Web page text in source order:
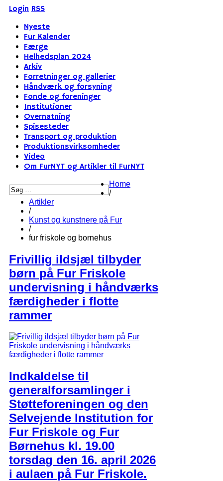
Login RSS
Nyeste
Fur Kalender
Færge
Helhedsplan 2024
Arkiv
Forretninger og gallerier
Håndværk og forsyning
Fonde og foreninger
Institutioner
Overnatning
Spisesteder
Transport og produktion
Produktionsvirksomheder
Video
Om FurNYT og Artikler til FurNYT
Home
/
Artikler
/
Kunst og kunstnere på Fur
/
fur friskole og bornehus
Frivillig ildsjæl tilbyder
børn på Fur Friskole
undervisning i håndværks
færdigheder i flotte
rammer
Indkaldelse til
generalforsamlinger i
Støtteforeningen og den
Selvejende Institution for
Fur Friskole og Fur
Børnehus kl. 19.00
torsdag den 16. april 2026
i aulaen på Fur Friskole.